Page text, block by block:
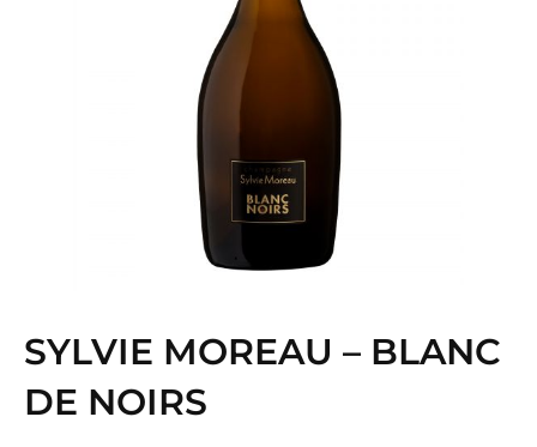
SYLVIE MOREAU – BLANC
DE NOIRS